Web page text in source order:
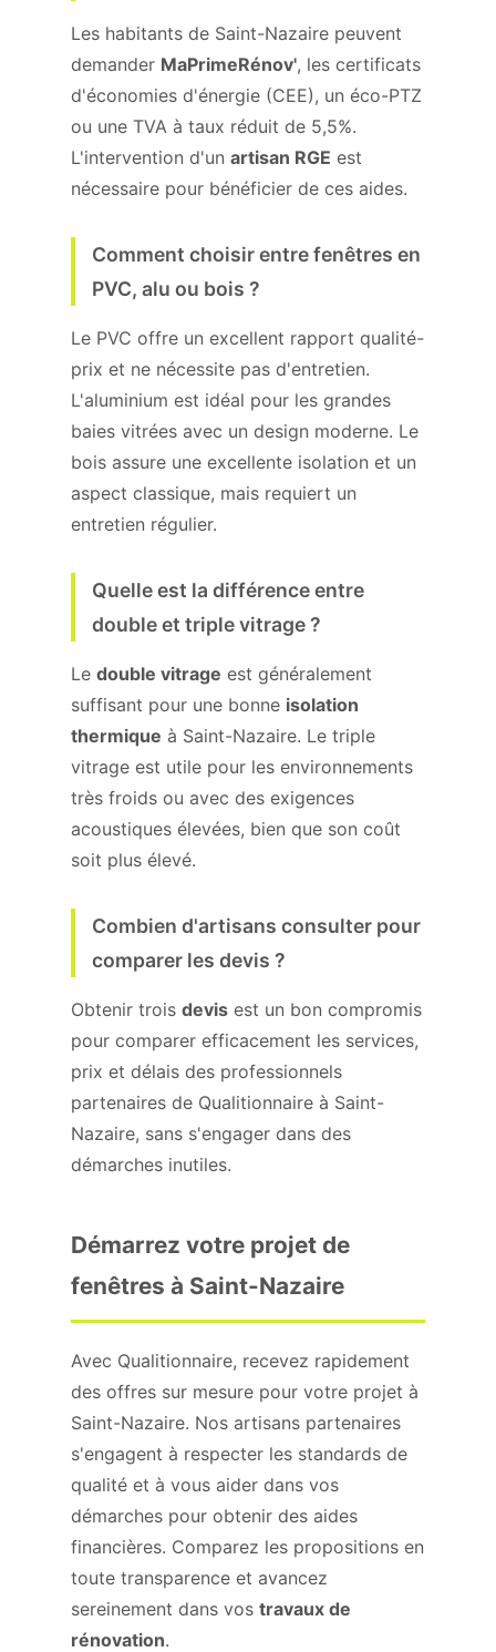
Les habitants de Saint-Nazaire peuvent
demander MaPrimeRénov', les certificats
d'économies d'énergie (CEE), un éco-PTZ
ou une TVA à taux réduit de 5,5%.
L'intervention d'un artisan RGE est
nécessaire pour bénéficier de ces aides.
Comment choisir entre fenêtres en
PVC, alu ou bois ?
Le PVC offre un excellent rapport qualité-
prix et ne nécessite pas d'entretien.
L'aluminium est idéal pour les grandes
baies vitrées avec un design moderne. Le
bois assure une excellente isolation et un
aspect classique, mais requiert un
entretien régulier.
Quelle est la différence entre
double et triple vitrage ?
Le double vitrage est généralement
suffisant pour une bonne isolation
thermique à Saint-Nazaire. Le triple
vitrage est utile pour les environnements
très froids ou avec des exigences
acoustiques élevées, bien que son coût
soit plus élevé.
Combien d'artisans consulter pour
comparer les devis ?
Obtenir trois devis est un bon compromis
pour comparer efficacement les services,
prix et délais des professionnels
partenaires de Qualitionnaire à Saint-
Nazaire, sans s'engager dans des
démarches inutiles.
Démarrez votre projet de
fenêtres à Saint-Nazaire
Avec Qualitionnaire, recevez rapidement
des offres sur mesure pour votre projet à
Saint-Nazaire. Nos artisans partenaires
s'engagent à respecter les standards de
qualité et à vous aider dans vos
démarches pour obtenir des aides
financières. Comparez les propositions en
toute transparence et avancez
sereinement dans vos travaux de
rénovation.